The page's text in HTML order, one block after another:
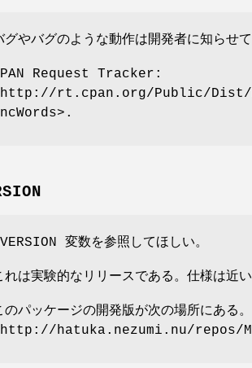
グやバグのような動作は開発者に知らせて
Request Tracker:
rt.cpan.org/Public/Dist/
変数を参照してほしい。
れは実験的なリリースである。仕様は近
のパッケージの開発版が次の場所にある。
hatuka.nezumi.nu/repos/